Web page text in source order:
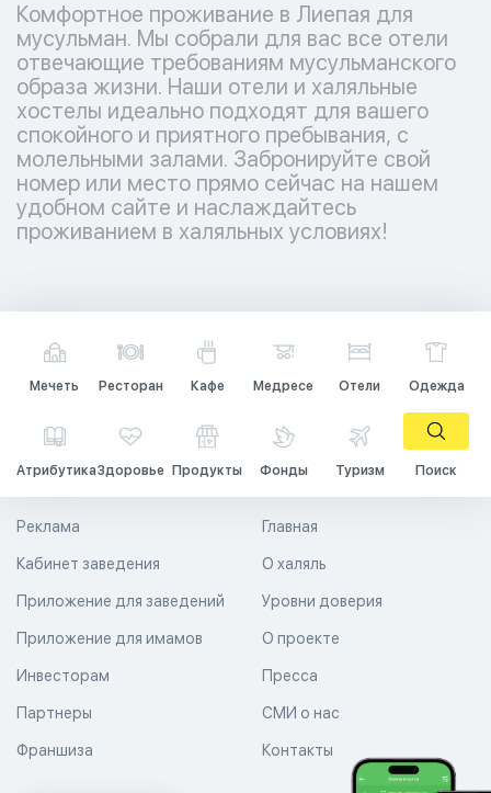
Комфортное проживание в Лиепая для
мусульман. Мы собрали для вас все отели
отвечающие требованиям мусульманского
образа жизни. Наши отели и халяльные
хостелы идеально подходят для вашего
спокойного и приятного пребывания, с
молельными залами. Забронируйте свой
номер или место прямо сейчас на нашем
удобном сайте и наслаждайтесь
проживанием в халяльных условиях!
Мечеть Ресторан Кафе Медресе Отели Одежда
АтрибутикаЗдоровье Продукты Фонды Туризм Поиск
Главная
О халяль
Уровни доверия
Реклама
Кабинет заведения
Приложение для заведений
Приложение для имамов О проекте
Пресса
СМИ о нас
Контакты
Инвесторам
Партнеры
Франшиза